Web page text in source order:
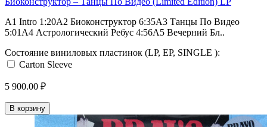
A1 Intro 1:20A2 Биоконструктор 6:35A3 Танцы По Видео
5:01A4 Астрологический Ребус 4:56A5 Вечерний Бл..
Состояние виниловых пластинок (LP, EP, SINGLE ):
Carton Sleeve
5 900.00 ₽
В корзину